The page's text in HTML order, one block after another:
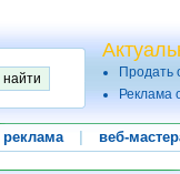
Продать
Реклама
реклама веб-